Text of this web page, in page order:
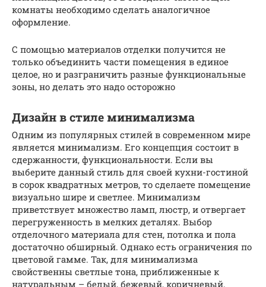
комнаты необходимо сделать аналогичное
оформление.
С помощью материалов отделки получится не
только объединить части помещения в единое
целое, но и разграничить разные функциональные
зоны, но делать это надо осторожно
Дизайн в стиле минимализма
Одним из популярных стилей в современном мире
является минимализм. Его концепция состоит в
сдержанности, функциональности. Если вы
выберите данный стиль для своей кухни-гостиной
в сорок квадратных метров, то сделаете помещение
визуально шире и светлее. Минимализм
приветствует множество ламп, люстр, и отвергает
перегруженность в мелких деталях. Выбор
отделочного материала для стен, потолка и пола
достаточно обширный. Однако есть ограничения по
цветовой гамме. Так, для минимализма
свойственны светлые тона, приближенные к
натуральным – белый, бежевый, коричневый.